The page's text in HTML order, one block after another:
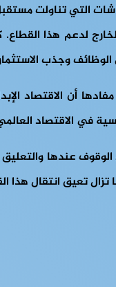
تناولت مستقبل
لدعم هذا
وجذب
أن الاقتصاد
في الاقتصاد
عندها والتعليق
تزال تعيق انتقال هذا